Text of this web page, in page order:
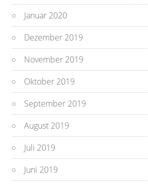
Januar 2020
Dezember 2019
November 2019
Oktober 2019
September 2019
August 2019
Juli 2019
Juni 2019